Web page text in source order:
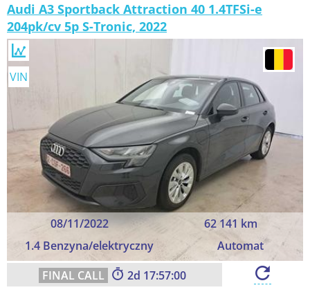
Audi A3 Sportback Attraction 40 1.4TFSi-e
204pk/cv 5p S-Tronic, 2022
08/11/2022
62 141 km
1.4 Benzyna/elektryczny
Automat
VIN
2 17:56:59